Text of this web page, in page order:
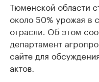
Тюменской области
около 50% урожая в
отрасли. Об этом
департамент
сайте для
актов.